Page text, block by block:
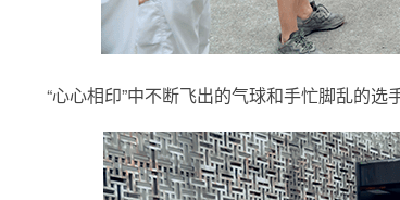
“心心相印”中不断飞出的气球和手忙脚乱的选